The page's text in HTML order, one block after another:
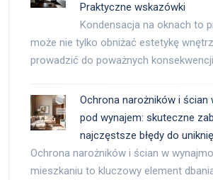
Praktyczne wskazówki
Kondensacja na oknach to
może nie tylko obniżać estetykę
prowadzić do poważnych
Ochrona narożników i ścian
pod wynajem: skuteczne
najczęstsze błędy do
Ochrona narożników i ścian w
mieszkaniu to kluczowy element